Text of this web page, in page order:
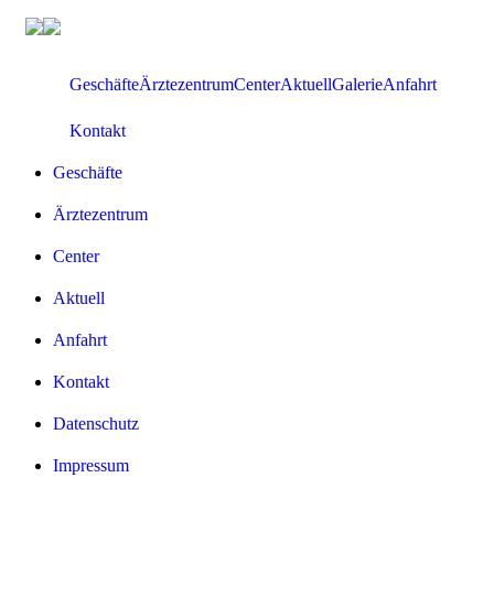
Zum
GeschäfteÄrztezentrumCenterAktuellGalerieAnfahrt
Kontakt
Geschäfte
Ärztezentrum
Center
Aktuell
Anfahrt
Kontakt
Datenschutz
Impressum